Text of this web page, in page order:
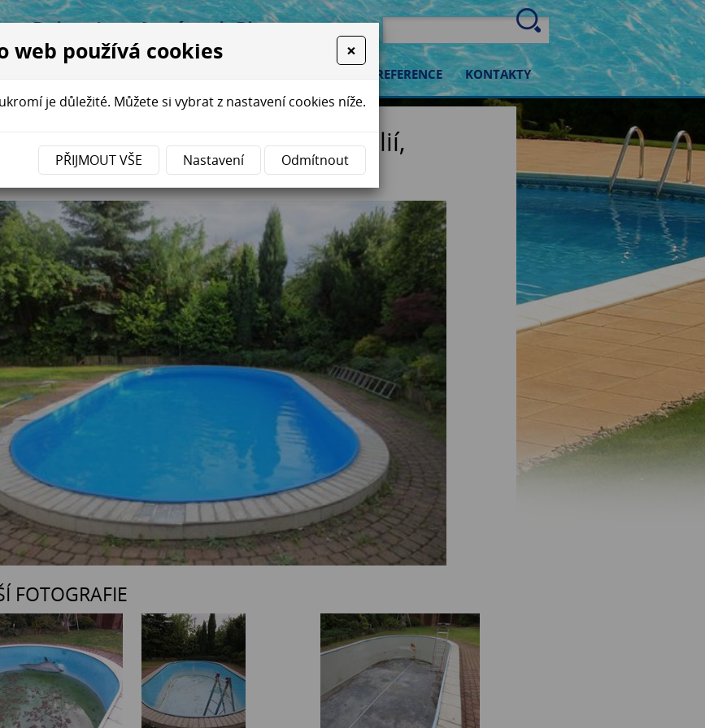
Relaxujte v bazénech Plavur ...
REFERENCE KONTAKTY
oválný bazén s modrou folií,
FOTOGRAFIE
web používá cookies ×
je důležité. Můžete si vybrat z nastavení cookies níže.
PŘIJMOUT VŠE Nastavení Odmítnout